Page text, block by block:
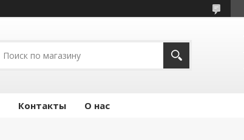
Контакты О нас